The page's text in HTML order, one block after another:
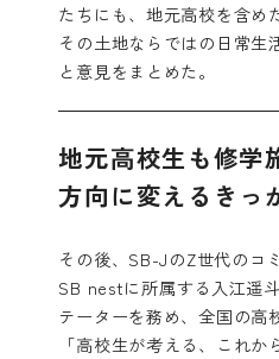
たちにも、地元高校を含め
その土地ならではの日常生
と意見をまとめた。
地元高校生も修学
方向に変えるきっ
その後、SB-JのZ世代のコ
SB nestに所属する入江遥
テーターを務め、全国の高
「高校生が考える、これ